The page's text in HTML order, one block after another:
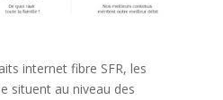
internet fibre SFR, les
situent au niveau des